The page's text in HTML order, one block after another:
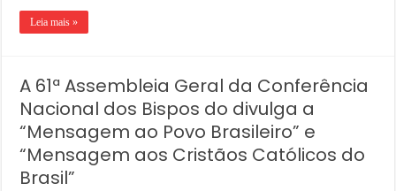
Leia mais »
A 61ª Assembleia Geral da Conferência
Nacional dos Bispos do divulga a
“Mensagem ao Povo Brasileiro” e
“Mensagem aos Cristãos Católicos do
Brasil”